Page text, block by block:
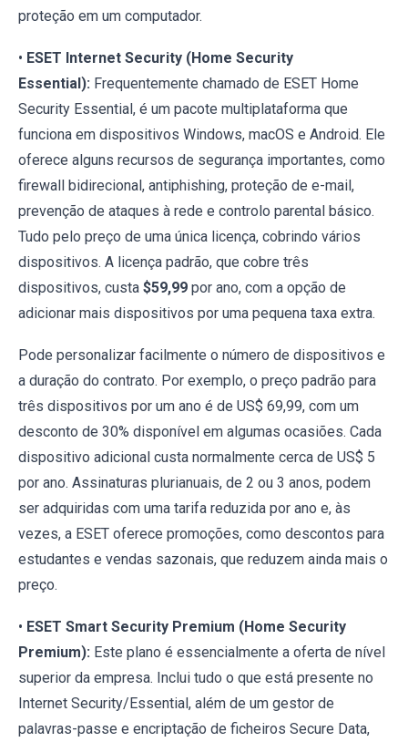
proteção em um computador.
• ESET Internet Security (Home Security
Essential): Frequentemente chamado de ESET Home
Security Essential, é um pacote multiplataforma que
funciona em dispositivos Windows, macOS e Android. Ele
oferece alguns recursos de segurança importantes, como
firewall bidirecional, antiphishing, proteção de e-mail,
prevenção de ataques à rede e controlo parental básico.
Tudo pelo preço de uma única licença, cobrindo vários
dispositivos. A licença padrão, que cobre três
dispositivos, custa $59,99 por ano, com a opção de
adicionar mais dispositivos por uma pequena taxa extra.
Pode personalizar facilmente o número de dispositivos e
a duração do contrato. Por exemplo, o preço padrão para
três dispositivos por um ano é de US$ 69,99, com um
desconto de 30% disponível em algumas ocasiões. Cada
dispositivo adicional custa normalmente cerca de US$ 5
por ano. Assinaturas plurianuais, de 2 ou 3 anos, podem
ser adquiridas com uma tarifa reduzida por ano e, às
vezes, a ESET oferece promoções, como descontos para
estudantes e vendas sazonais, que reduzem ainda mais o
preço.
• ESET Smart Security Premium (Home Security
Premium): Este plano é essencialmente a oferta de nível
superior da empresa. Inclui tudo o que está presente no
Internet Security/Essential, além de um gestor de
palavras-passe e encriptação de ficheiros Secure Data,